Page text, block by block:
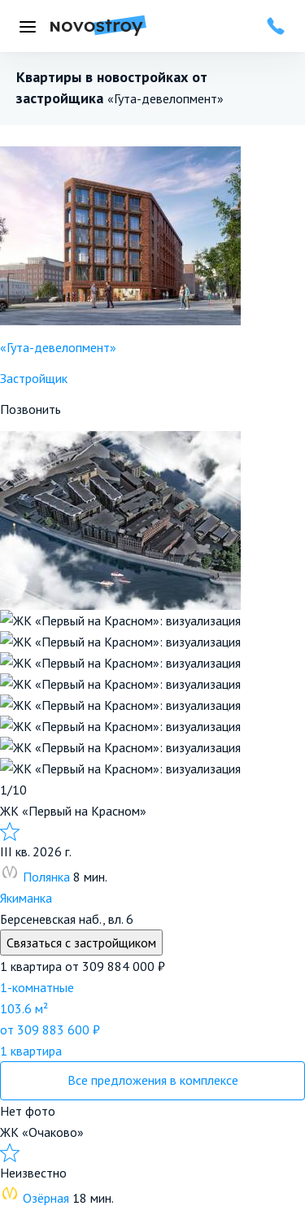
Меню
Квартиры в новостройках от
застройщика «Гута-девелопмент»
«Гута-девелопмент»
Застройщик
Позвонить
1/10
ЖК «Первый на Красном»
III кв. 2026 г.
Полянка 8 мин.
Якиманка
Берсеневская наб., вл. 6
Связаться с застройщиком
1 квартира от 309 884 000 ₽
1-комнатные
103.6 м²
от 309 883 600 ₽
1 квартира
Все предложения в комплексе
Нет фото
ЖК «Очаково»
Неизвестно
Озёрная 18 мин.